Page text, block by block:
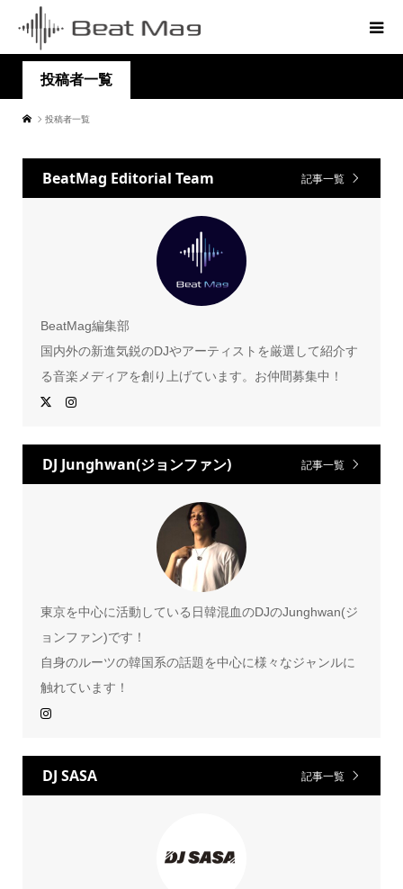
投稿者一覧
投稿者一覧
BeatMag Editorial Team 記事一覧
BeatMag編集部
国内外の新進気鋭のDJやアーティストを厳選して紹介す
る音楽メディアを創り上げています。お仲間募集中！
DJ Junghwan(ジョンファン) 記事一覧
東京を中心に活動している日韓混血のDJのJunghwan(ジ
ョンファン)です！
自身のルーツの韓国系の話題を中心に様々なジャンルに
触れています！
DJ SASA 記事一覧